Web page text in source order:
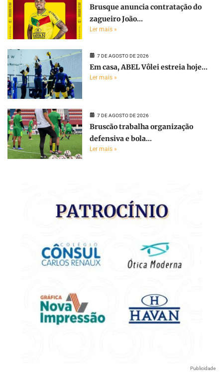
Brusque anuncia contratação do
zagueiro João...
Ler mais »
7 DE AGOSTO DE 2026
Em casa, ABEL Vôlei estreia hoje...
Ler mais »
7 DE AGOSTO DE 2026
Bruscão trabalha organização
defensiva e bola...
Ler mais »
Publicidade